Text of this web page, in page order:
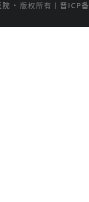
院 • 版权所有丨 晋ICP